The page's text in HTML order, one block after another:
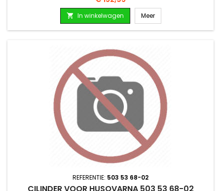
 In winkelwagen Meer
REFERENTIE: 503 53 68-02